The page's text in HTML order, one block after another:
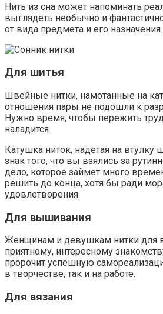
Нить из сна может напоминать
выглядеть необычно и
от вида предмета и его назначения.
Для шитья
Швейные нитки, намотанные на
отношения пары не подошли к
Нужно время, чтобы пережить
наладится.
Катушка ниток, надетая на
знак того, что вы взялись за
дело, которое займет много
решить до конца, хотя бы ради
удовлетворения.
Для вышивания
Женщинам и девушкам нитки для
приятному, интересному
пророчит успешную
в творчестве, так и на работе.
Для вязания